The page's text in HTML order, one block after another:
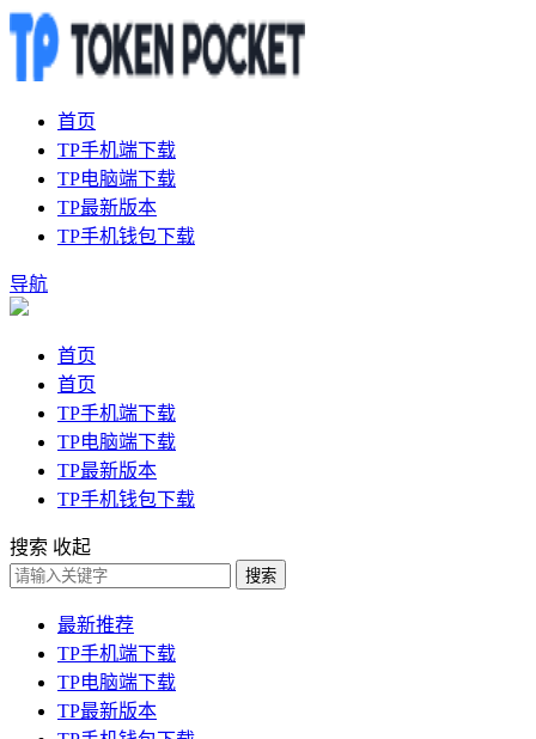
首页
TP手机端下载
TP电脑端下载
TP最新版本
TP手机钱包下载
导航
首页
首页
TP手机端下载
TP电脑端下载
TP最新版本
TP手机钱包下载
搜索 收起
搜索
最新推荐
TP手机端下载
TP电脑端下载
TP最新版本